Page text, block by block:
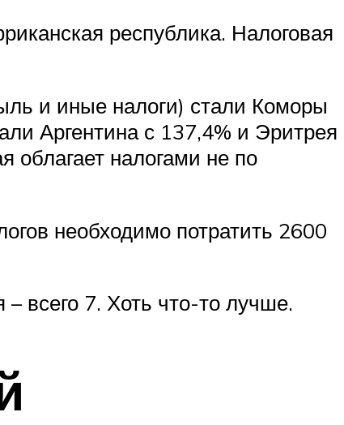
республика. Налоговая
и иные налоги) стали Коморы
Аргентина с 137,4% и Эритрея
облагает налогами не по
необходимо потратить 2600
– всего 7. Хоть что-то лучше.